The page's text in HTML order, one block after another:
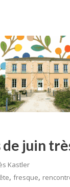
de juin
Kastler
, fresque,